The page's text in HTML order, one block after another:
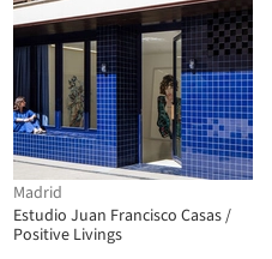
Madrid
Estudio Juan Francisco Casas /
Positive Livings